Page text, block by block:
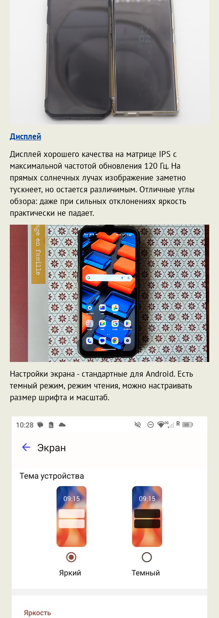
Дисплей
Дисплей хорошего качества на матрице IPS с
максимальной частотой обновления 120 Гц. На
прямых солнечных лучах изображение заметно
тускнеет, но остается различимым. Отличные углы
обзора: даже при сильных отклонениях яркость
практически не падает.
Настройки экрана - стандартные для Android. Есть
темный режим, режим чтения, можно настраивать
размер шрифта и масштаб.